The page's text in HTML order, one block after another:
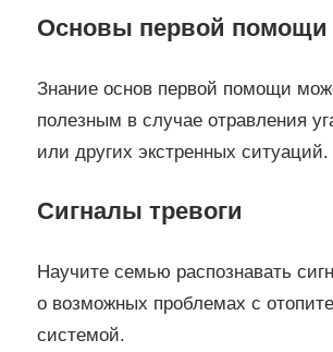
Основы первой помощи
Знание основ первой помощи
полезным в случае отравления
или других экстренных ситуаций.
Сигналы тревоги
Научите семью распознавать
о возможных проблемах с
системой.